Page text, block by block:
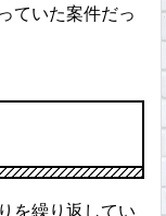
ていた案件だっ